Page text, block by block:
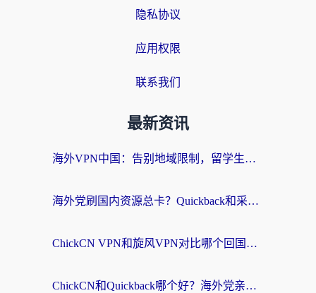
隐私协议
应用权限
联系我们
最新资讯
海外VPN中国：告别地域限制，留学生与华人如何轻松刷国内剧、玩国服？
海外党刷国内资源总卡？Quickback和采集蜂好用吗？这篇指南帮你避坑
ChickCN VPN和旋风VPN对比哪个回国效果更好？海外党亲测实用指南
ChickCN和Quickback哪个好？海外党亲测回国加速器，轻松解锁国内资源（附避坑指南）